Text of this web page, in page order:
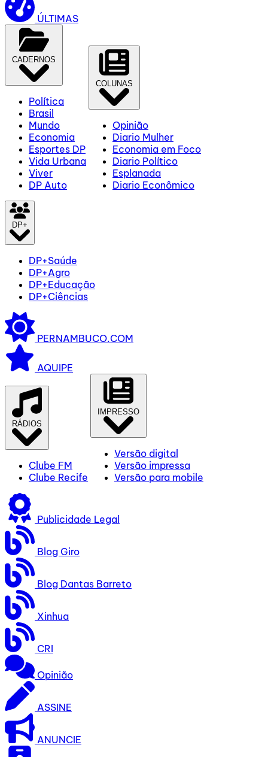
ÚLTIMAS
CADERNOS
Política
Brasil
Mundo
Economia
Esportes DP
Vida Urbana
Viver
DP Auto
COLUNAS
Opinião
Diario Mulher
Economia em Foco
Diario Político
Esplanada
Diario Econômico
DP+
DP+Saúde
DP+Agro
DP+Educação
DP+Ciências
PERNAMBUCO.COM
AQUIPE
RÁDIOS
Clube FM
Clube Recife
IMPRESSO
Versão digital
Versão impressa
Versão para mobile
Publicidade Legal
Blog Giro
Blog Dantas Barreto
Xinhua
CRI
Opinião
ASSINE
ANUNCIE